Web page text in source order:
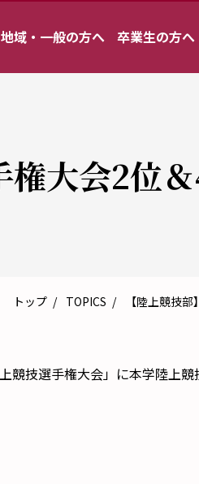
地域・一般の方へ 卒業生の方へ
権大会2位
トップ TOPICS 【陸上競技
競技選手権大会」に本学陸上競